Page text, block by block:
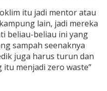
itu jadi mentor atau
lain, jadi mereka
beliau-beliau ini yang
sampah seenaknya
juga harus turun dan
menjadi zero waste”